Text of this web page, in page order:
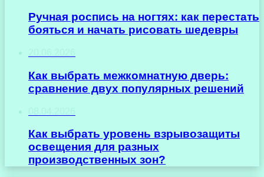
Ручная роспись на ногтях: как перестать
бояться и начать рисовать шедевры
Как выбрать межкомнатную дверь:
сравнение двух популярных решений
Как выбрать уровень взрывозащиты
освещения для разных
производственных зон?